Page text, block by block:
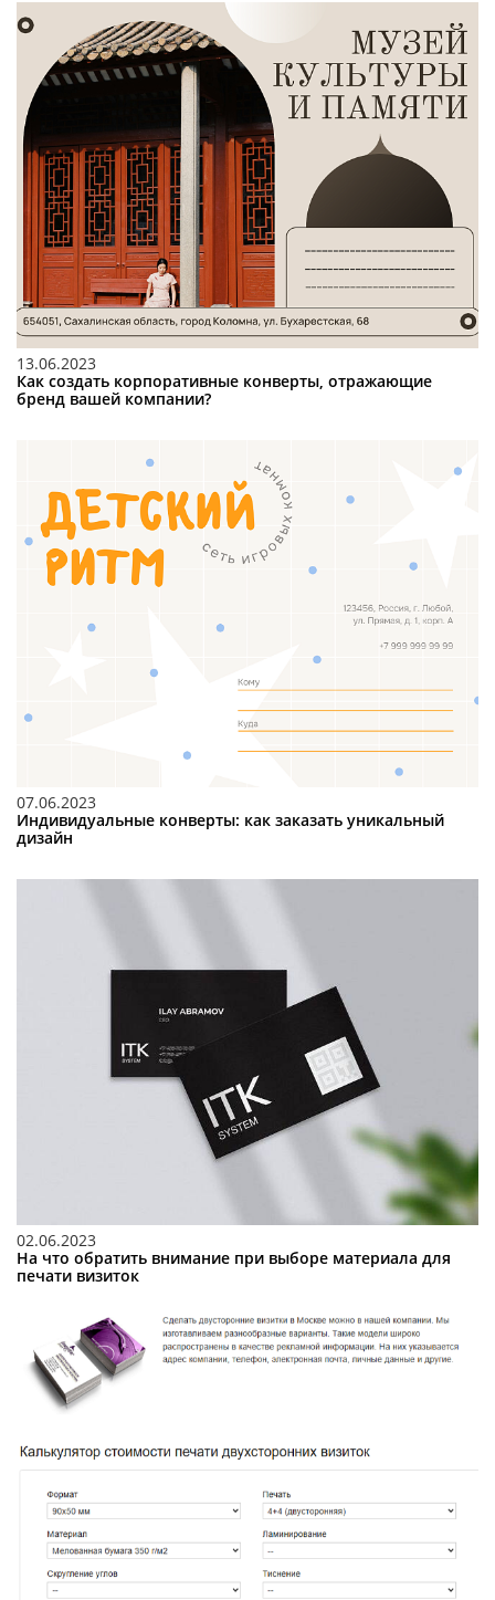
13.06.2023
Как создать корпоративные конверты, отражающие
бренд вашей компании?
07.06.2023
Индивидуальные конверты: как заказать уникальный
дизайн
02.06.2023
На что обратить внимание при выборе материала для
печати визиток